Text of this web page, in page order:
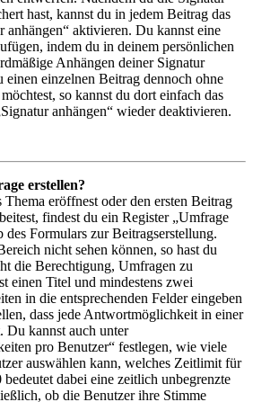
hast, kannst du in jedem Beitrag das
anhängen“ aktivieren. Du kannst eine
indem du in deinem persönlichen
Anhängen deiner Signatur
einen einzelnen Beitrag dennoch ohne
so kannst du dort einfach das
anhängen“ wieder deaktivieren.
erstellen?
Thema eröffnest oder den ersten Beitrag
findest du ein Register „Umfrage
des Formulars zur Beitragserstellung.
nicht sehen können, so hast du
die Berechtigung, Umfragen zu
einen Titel und mindestens zwei
in die entsprechenden Felder eingeben
dass jede Antwortmöglichkeit in einer
Du kannst auch unter
pro Benutzer“ festlegen, wie viele
auswählen kann, welches Zeitlimit für
dabei eine zeitlich unbegrenzte
ob die Benutzer ihre Stimme